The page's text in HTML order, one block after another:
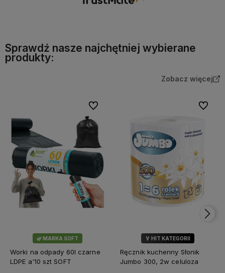
Sprawdź nasze najchętniej wybierane
produkty:
Zobacz więcej
🌿 MARKA SOFT
Worki na odpady 60l czarne
LDPE a'10 szt SOFT
Do ulubionych
🏅 HIT KATEGORII
💎 WYBÓR KLIENTÓW
Ręcznik kuchenny Słonik
Jumbo 300, 2w celuloza
Do